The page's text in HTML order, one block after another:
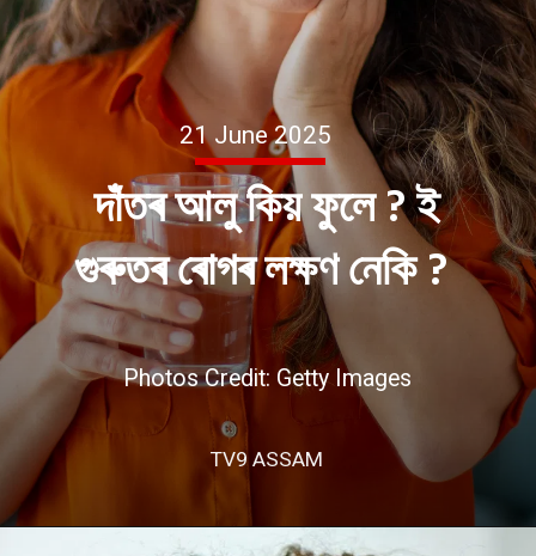
দাঁতৰ আলু কিয় ফুলে ? ই
গুৰুতৰ ৰোগৰ লক্ষণ নেকি ?
21 June 2025
TV9 ASSAM
Photos Credit: Getty Images